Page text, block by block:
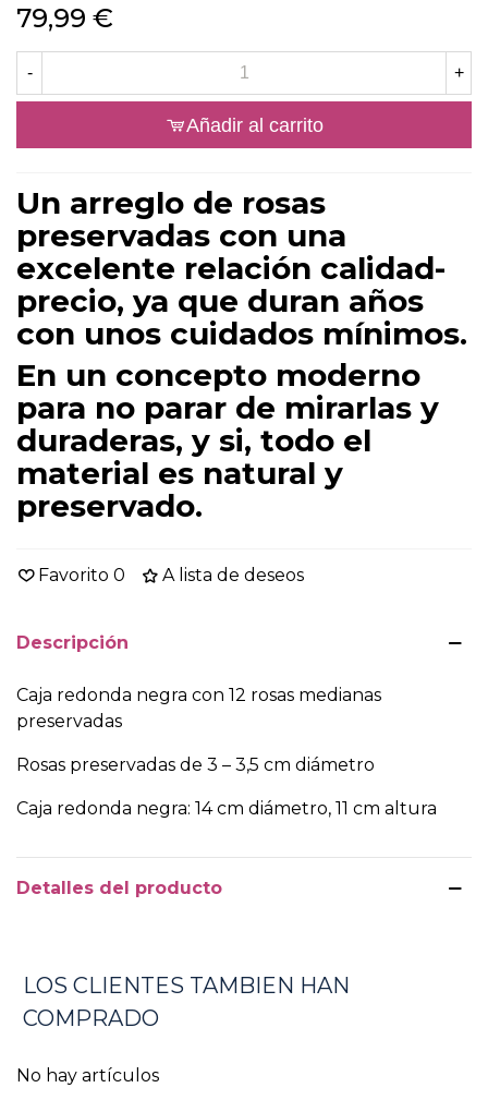
79,99 €
- +
Añadir al carrito
Un arreglo de rosas
preservadas con una
excelente relación calidad-
precio, ya que duran años
con unos cuidados mínimos.
En un concepto moderno
para no parar de mirarlas y
duraderas, y si, todo el
material es natural y
preservado.
Favorito 0 A lista de deseos
Descripción
Caja redonda negra con 12 rosas medianas
preservadas
Rosas preservadas de 3 – 3,5 cm diámetro
Caja redonda negra: 14 cm diámetro, 11 cm altura
Detalles del producto
LOS CLIENTES TAMBIEN HAN
COMPRADO
No hay artículos